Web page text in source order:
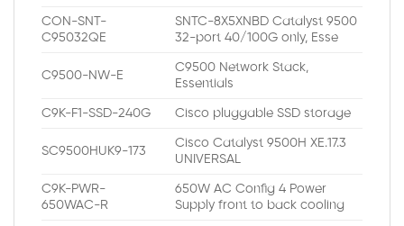
CON-SNT-
C95032QE
SNTC-8X5XNBD Catalyst 9500
32-port 40/100G only, Esse
C9500-NW-E
C9500 Network Stack,
Essentials
C9K-F1-SSD-240G Cisco pluggable SSD storage
SC9500HUK9-173
Cisco Catalyst 9500H XE.17.3
UNIVERSAL
C9K-PWR-
650WAC-R
650W AC Config 4 Power
Supply front to back cooling